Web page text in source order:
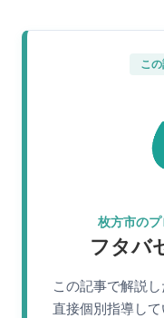
こ
枚方市の
フタバ
この記事で解説
直接個別指導して